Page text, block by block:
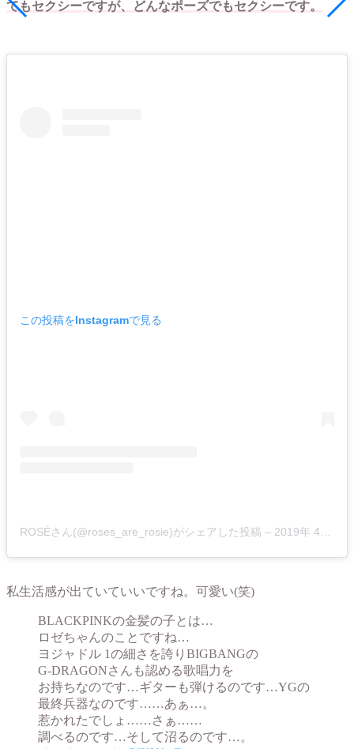
てもセクシーですが、どんなポーズでもセクシーです。
この投稿をInstagramで見る
ROSÉさん(@roses_are_rosie)がシェアした投稿 – 2019年 4月月16日午前10時43分PDT
私生活感が出ていていいですね。可愛い(笑)
BLACKPINKの金髪の子とは…
ロゼちゃんのことですね…
ヨジャドル 1の細さを誇りBIGBANGの
G-DRAGONさんも認める歌唱力を
お持ちなのです…ギターも弾けるのです…YGの
最終兵器なのです……あぁ…。
惹かれたでしょ……さぁ……
調べるのです…そして沼るのです…。